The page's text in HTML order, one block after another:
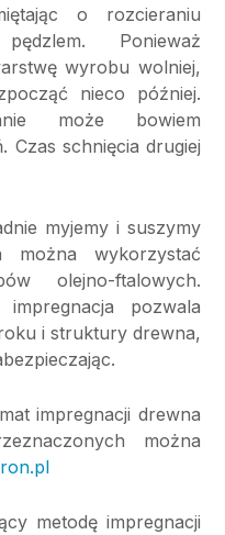
o rozcieraniu
Ponieważ
wyrobu wolniej,
nieco później.
może bowiem
Czas schnięcia drugiej
myjemy i suszymy
można wykorzystać
olejno-ftalowych.
pozwala
i struktury drewna,
impregnacji drewna
można
metodę impregnacji